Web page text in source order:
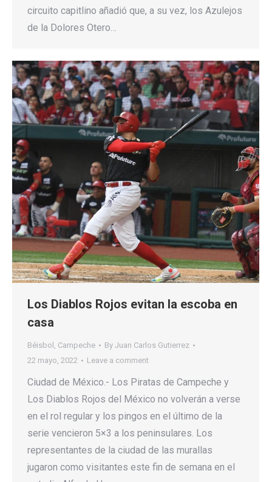
circuito capitlino añadió que, a su vez, los Azulejos
de la Dolores Otero…
Los Diablos Rojos evitan la escoba en
casa
Béisbol , Campeche By Juan Carlos Gutierrez
22 mayo, 2022
Leave a comment
Ciudad de México.- Los Piratas de Campeche y
Los Diablos Rojos del México no volverán a verse
en el rol regular y los pingos en el último de la
serie vencieron 5×3 a los peninsulares. Los
representantes de la ciudad de las murallas
jugaron como visitantes este fin de semana en el